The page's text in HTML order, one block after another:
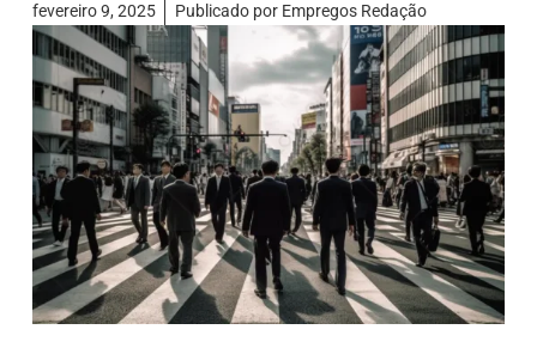
fevereiro 9, 2025 Publicado porEmpregos Redação